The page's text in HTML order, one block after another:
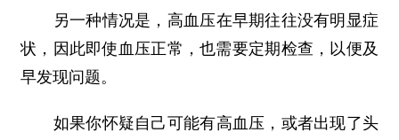
另一种情况是，高血压在早期往往没有明显症
状，因此即使血压正常，也需要定期检查，以便及
早发现问题。
如果你怀疑自己可能有高血压，或者出现了头